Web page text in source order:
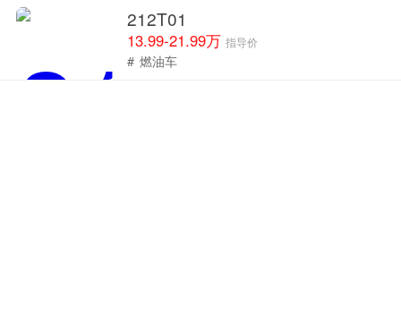
212T01
13.99-21.99万指导价
# 燃油车